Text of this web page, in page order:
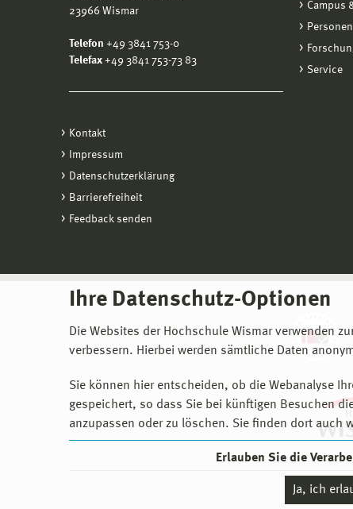
Ihre Datenschutz-Optionen
Die Websites der Hochschule Wismar verwenden
verbessern. Hierbei werden sämtliche Daten
Sie können hier entscheiden, ob die Webanalyse
gespeichert, so dass Sie bei künftigen Besuchen
anzupassen oder zu löschen. Sie finden dort auch
Erlauben Sie die
Ja, ich
23966 Wismar
Telefon +49 3841 753-0
Telefax +49 3841 753-73 83
Kontakt
Impressum
Datenschutzerklärung
Barrierefreiheit
Feedback senden
Campus
Service